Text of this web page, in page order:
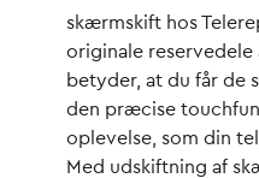
skærmskift hos
originale reservedele
betyder, at du får de
den præcise
oplevelse, som din
Med udskiftning af